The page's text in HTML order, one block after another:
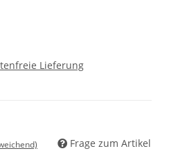
Lieferung
Frage zum Artikel